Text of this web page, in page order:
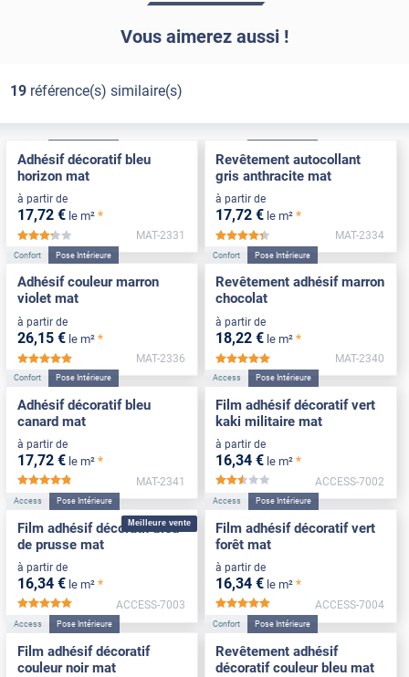
Vous aimerez aussi !
19référence(s) similaire(s)
Adhésif décoratif bleu
horizon mat
à partir de
17,72 € le m² *
*****
MAT-2331
Revêtement autocollant
gris anthracite mat
à partir de
17,72 € le m² *
*****
MAT-2334
Confort Pose Intérieure
Adhésif couleur marron
violet mat
à partir de
26,15 € le m² *
*****
MAT-2336
Confort Pose Intérieure
Revêtement adhésif marron
chocolat
à partir de
18,22 € le m² *
MAT-2340
Confort Pose Intérieure
Adhésif décoratif bleu
canard mat
à partir de
17,72 € le m² *
MAT-2341
Access Pose Intérieure
Film adhésif décoratif vert
kaki militaire mat
à partir de
16,34 € le m² *
*****
ACCESS-7002
Meilleure vente
Access Pose Intérieure
Film adhésif décoratif bleu
de prusse mat
à partir de
16,34 € le m² *
*****
ACCESS-7003
Access Pose Intérieure
Film adhésif décoratif vert
forêt mat
à partir de
16,34 € le m² *
ACCESS-7004
Access Pose Intérieure
Film adhésif décoratif
couleur noir mat
Confort Pose Intérieure
Revêtement adhésif
décoratif couleur bleu mat